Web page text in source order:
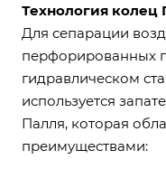
Технология колец
Для сепарации
перфорированных
гидравлическом
используется
Палля, которая
преимуществами: